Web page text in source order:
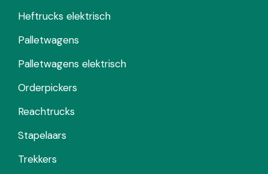
Heftrucks elektrisch
Palletwagens
Palletwagens elektrisch
Orderpickers
Reachtrucks
Stapelaars
Trekkers